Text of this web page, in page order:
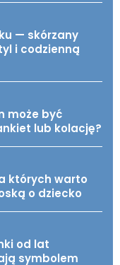
— skórzany
i codzienną
może być
lub kolację?
których warto
o dziecko
od lat
symbolem